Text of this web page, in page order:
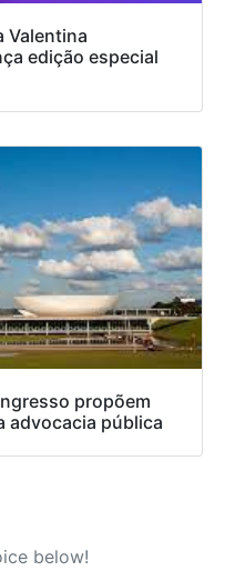
Valentina
edição especial
propõem
advocacia pública
below!